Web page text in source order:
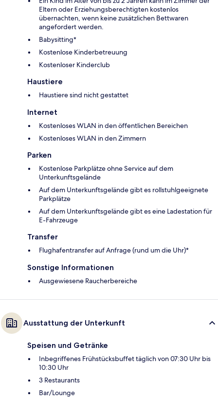
Eltern oder Erziehungsberechtigten kostenlos
übernachten, wenn keine zusätzlichen Bettwaren
angefordert werden.
Babysitting*
Kostenlose Kinderbetreuung
Kostenloser Kinderclub
Haustiere
Haustiere sind nicht gestattet
Internet
Kostenloses WLAN in den öffentlichen Bereichen
Kostenloses WLAN in den Zimmern
Parken
Kostenlose Parkplätze ohne Service auf dem
Unterkunftsgelände
Auf dem Unterkunftsgelände gibt es rollstuhlgeeignete
Parkplätze
Auf dem Unterkunftsgelände gibt es eine Ladestation für
E-Fahrzeuge
Transfer
Flughafentransfer auf Anfrage (rund um die Uhr)*
Sonstige Informationen
Ausgewiesene Raucherbereiche
Ausstattung der Unterkunft
Speisen und Getränke
Inbegriffenes Frühstücksbuffet täglich von 07:30 Uhr bis
10:30 Uhr
3 Restaurants
Bar/Lounge